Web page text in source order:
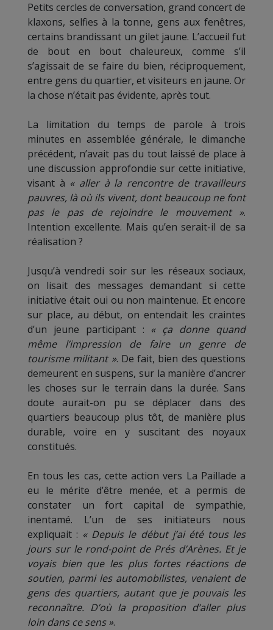
Petits cercles de conversation, grand concert de
klaxons, selfies à la tonne, gens aux fenêtres,
certains brandissant un gilet jaune. L’accueil fut
de bout en bout chaleureux, comme s’il
s’agissait de se faire du bien, réciproquement,
entre gens du quartier, et visiteurs en jaune. Or
la chose n’était pas évidente, après tout.
La limitation du temps de parole à trois
minutes en assemblée générale, le dimanche
précédent, n’avait pas du tout laissé de place à
une discussion approfondie sur cette initiative,
visant à « aller à la rencontre de travailleurs
pauvres, là où ils vivent, dont beaucoup ne font
pas le pas de rejoindre le mouvement ».
Intention excellente. Mais qu’en serait-il de sa
réalisation ?
Jusqu’à vendredi soir sur les réseaux sociaux,
on lisait des messages demandant si cette
initiative était oui ou non maintenue. Et encore
sur place, au début, on entendait les craintes
d’un jeune participant : « ça donne quand
même l’impression de faire un genre de
tourisme militant ». De fait, bien des questions
demeurent en suspens, sur la manière d’ancrer
les choses sur le terrain dans la durée. Sans
doute aurait-on pu se déplacer dans des
quartiers beaucoup plus tôt, de manière plus
durable, voire en y suscitant des noyaux
constitués.
En tous les cas, cette action vers La Paillade a
eu le mérite d’être menée, et a permis de
constater un fort capital de sympathie,
inentamé. L’un de ses initiateurs nous
expliquait : « Depuis le début j’ai été tous les
jours sur le rond-point de Prés d’Arènes. Et je
voyais bien que les plus fortes réactions de
soutien, parmi les automobilistes, venaient de
gens des quartiers, autant que je pouvais les
reconnaître. D’où la proposition d’aller plus
loin dans ce sens ».